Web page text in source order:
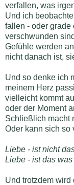
verfallen, was
Und ich
fallen - oder
verschwunden
Gefühle werden
nicht danach ist,
Und so denke ich
meinem Herz
vielleicht kommt
oder der Moment
Schließlich macht
Oder kann sich so
Liebe - ist nicht
Liebe - ist das was
Und trotzdem